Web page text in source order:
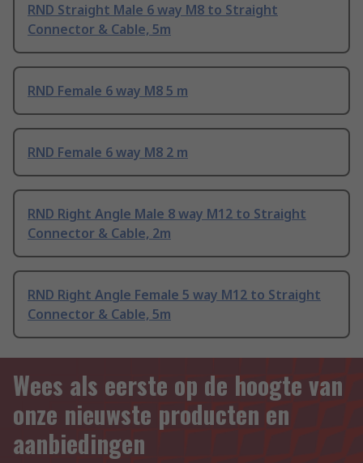
RND Straight Male 6 way M8 to Straight
Connector & Cable, 5m
RND Female 6 way M8 5 m
RND Female 6 way M8 2 m
RND Right Angle Male 8 way M12 to Straight
Connector & Cable, 2m
RND Right Angle Female 5 way M12 to Straight
Connector & Cable, 5m
Wees als eerste op de hoogte van
onze nieuwste producten en
aanbiedingen